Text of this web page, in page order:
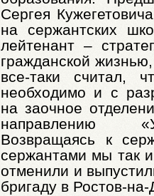
Сергея
на сержантских
лейтенант –
гражданской
все-таки считал,
необходимо и с
на заочное
направлению
Возвращаясь к
сержантами мы так
отменили и
бригаду в Ростов-на-